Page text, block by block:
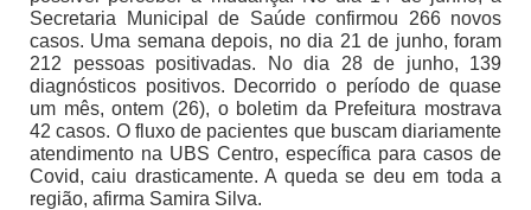
Secretaria Municipal de Saúde confirmou 266 novos
casos. Uma semana depois, no dia 21 de junho, foram
212 pessoas positivadas. No dia 28 de junho, 139
diagnósticos positivos. Decorrido o período de quase
um mês, ontem (26), o boletim da Prefeitura mostrava
42 casos. O fluxo de pacientes que buscam diariamente
atendimento na UBS Centro, específica para casos de
Covid, caiu drasticamente. A queda se deu em toda a
região, afirma Samira Silva.